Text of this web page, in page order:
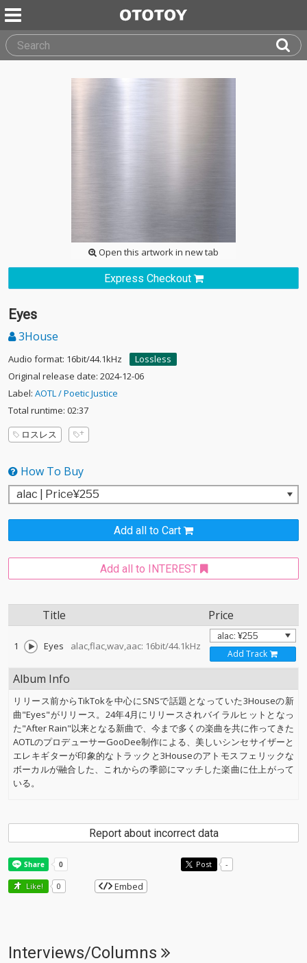
Open this artwork in new tab
Express Checkout
Eyes
3House
Audio format: 16bit/44.1kHz
Lossless
Original release date: 2024-12-06
Label: AOTL / Poetic Justice
Total runtime: 02:37
ロスレス
How To Buy
Add all to Cart
Add all to INTEREST
Title Price
1 Eyes alac,flac,wav,aac: 16bit/44.1kHz
Add Track
Album Info
リリース前からTikTokを中心にSNSで話題となっていた3Houseの新
曲"Eyes"がリリース。24年4月にリリースされバイラルヒットとなっ
た"After Rain"以来となる新曲で、今まで多くの楽曲を共に作ってきた
AOTLのプロデューサーGooDee制作による、美しいシンセサイザーと
エレキギターが印象的なトラックと3Houseのアトモスフェリックな
ボーカルが融合した、これからの季節にマッチした楽曲に仕上がって
いる。
Report about incorrect data
Post -
Like! 0 Embed
Interviews/Columns